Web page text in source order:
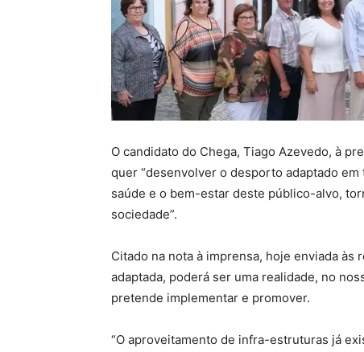
O candidato do Chega, Tiago Azevedo, à
quer “desenvolver o desporto adaptado
saúde e o bem-estar deste público-alvo,
sociedade”.
Citado na nota à imprensa, hoje enviada às
adaptada, poderá ser uma realidade, no
pretende implementar e promover.
“O aproveitamento de infra-estruturas já